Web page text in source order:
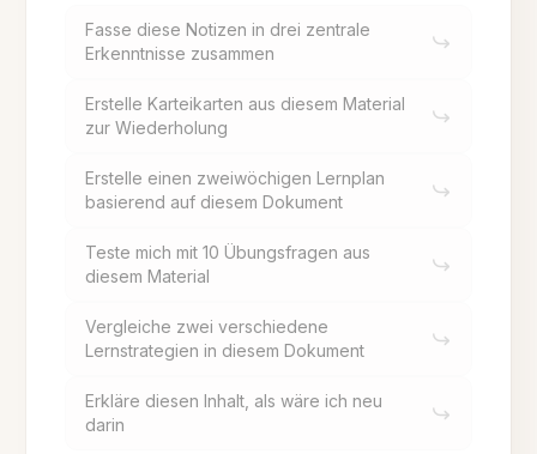
Fasse diese Notizen in drei zentrale
Erkenntnisse zusammen
Erstelle Karteikarten aus diesem Material
zur Wiederholung
Erstelle einen zweiwöchigen Lernplan
basierend auf diesem Dokument
Teste mich mit 10 Übungsfragen aus
diesem Material
Vergleiche zwei verschiedene
Lernstrategien in diesem Dokument
Erkläre diesen Inhalt, als wäre ich neu
darin